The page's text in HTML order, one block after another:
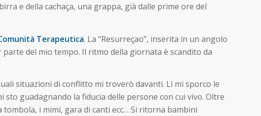
e della cachaça, una grappa, già dalle prime ore del
Terapeutica. La “Resurreçao”, inserita in un angolo
del mio tempo. Il ritmo della giornata è scandito da
situazioni di conflitto mi troverò davanti. Lì mi sporco le
guadagnando la fiducia delle persone con cui vivo. Oltre
i mimi, gara di canti ecc… Si ritorna bambini